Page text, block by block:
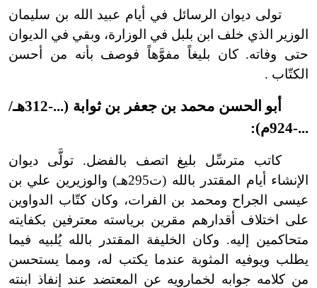
تولى ديوان الرسائل في أيام عبيد الله بن سليمان
الوزير الذي خلف ابن بلبل في الوزارة، وبقي في الديوان
حتى وفاته. كان بليغاً مفوَّهاً فوصف بأنه من أحسن
الكتّاب .
أبو الحسن محمد بن جعفر بن ثوابة (...-
312هـ/
...
-924م):
كاتب مترسِّل بليغ اتصف بالفضل. تولَّى ديوان
الإنشاء أيام المقتدر بالله (ت295هـ) والوزيرين علي بن
عيسى الجراح ومحمد بن الفرات، وكان كتّاب الدواوين
على اختلاف أقدارهم مقرين برياسته معترفين بكفايته
متحاكمين إليه. وكان الخليفة المقتدر بالله يُلبيه فيما
يطلب ويوفيه المثوبة عندما يكتب له، ومما يستحسن
من كلامه جوابه لخمارويه عن المعتضد عند إنفاذ ابنته